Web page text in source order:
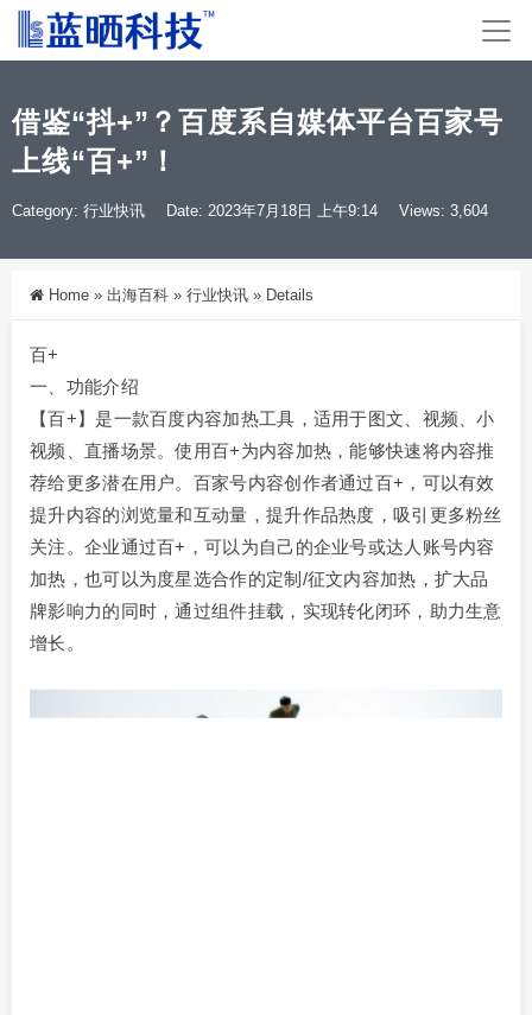
借鉴“抖+”？百度系自媒体平台百家号
上线“百+”！
Category: 行业快讯 Date: 2023年7月18日 上午9:14 Views: 3,604
Home » 出海百科 » 行业快讯 » Details
百+
一、功能介绍
【百+】是一款百度内容加热工具，适用于图文、视频、小
视频、直播场景。使用百+为内容加热，能够快速将内容推
荐给更多潜在用户。百家号内容创作者通过百+，可以有效
提升内容的浏览量和互动量，提升作品热度，吸引更多粉丝
关注。企业通过百+，可以为自己的企业号或达人账号内容
加热，也可以为度星选合作的定制/征文内容加热，扩大品
牌影响力的同时，通过组件挂载，实现转化闭环，助力生意
增长。